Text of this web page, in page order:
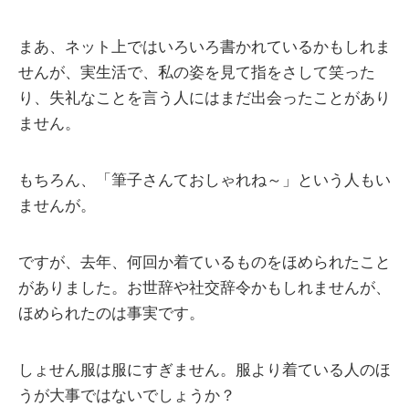
まあ、ネット上ではいろいろ書かれているかもしれま
せんが、実生活で、私の姿を見て指をさして笑った
り、失礼なことを言う人にはまだ出会ったことがあり
ません。
もちろん、「筆子さんておしゃれね～」という人もい
ませんが。
ですが、去年、何回か着ているものをほめられたこと
がありました。お世辞や社交辞令かもしれませんが、
ほめられたのは事実です。
しょせん服は服にすぎません。服より着ている人のほ
うが大事ではないでしょうか？